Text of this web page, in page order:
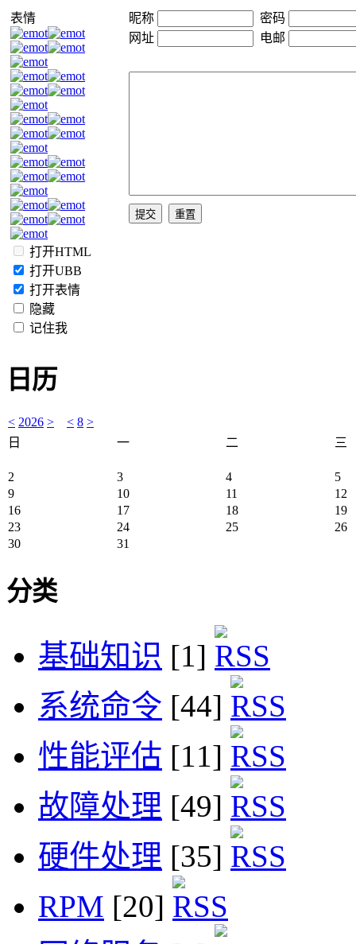
表情
打开HTML
打开UBB
打开表情
隐藏
记住我
昵称
密码
网址
电邮
日历
< 2026 > < 8 >
日
一 二 三
2 3 4
5
9
10 11
12
16
17 18
19
23
24 25
26
30
31
分类
基础知识 [1]
系统命令 [44]
性能评估 [11]
故障处理 [49]
硬件处理 [35]
RPM [20]